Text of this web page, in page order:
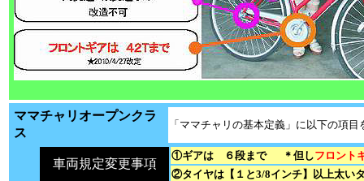
ママチャリオープンクラ
ス
「ママチャリの基本定義」に以下の項
車両規定変更事項
①ギアは ６段まで ＊但しフロント
②タイヤは【１と3/8インチ】以上太い